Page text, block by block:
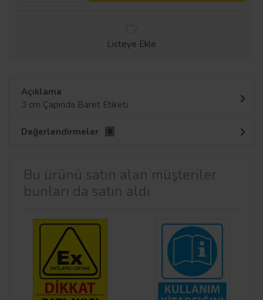
Listeye Ekle
Açıklama
3 cm Çapında Baret Etiketi
Değerlendirmeler 0
Bu ürünü satın alan müşteriler
bunları da satın aldı